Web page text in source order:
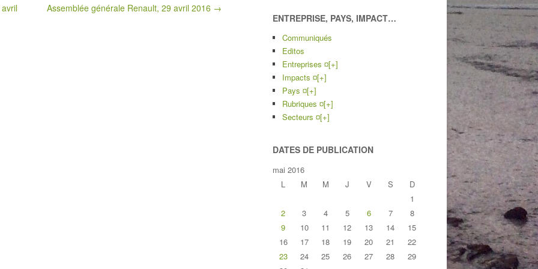
Assemblée générale Renault, 29 avril 2016 →
ENTREPRISE, PAYS, IMPACT…
Communiqués
Editos
Entreprises ¤[+]
Impacts ¤[+]
Pays ¤[+]
Rubriques ¤[+]
Secteurs ¤[+]
DATES DE PUBLICATION
mai 2016
L
M M J V S
D
1
2
3 4 5 6 7
8
9
10 11 12 13 14
15
16
17 18 19 20 21
22
23
24 25 26 27 28
29